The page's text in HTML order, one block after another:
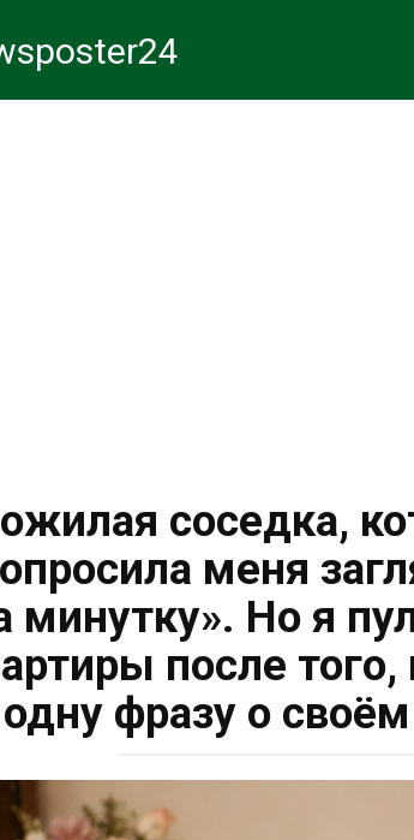
соседка,
меня
минутку». Но я
после
одну фразу о